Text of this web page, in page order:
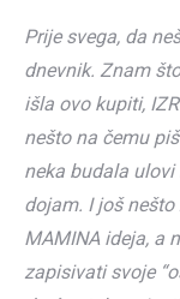
Prije svega, da
dnevnik. Znam
išla ovo kupiti,
nešto na čemu
neka budala
dojam. I još
MAMINA ideja, a
zapisivati svoje